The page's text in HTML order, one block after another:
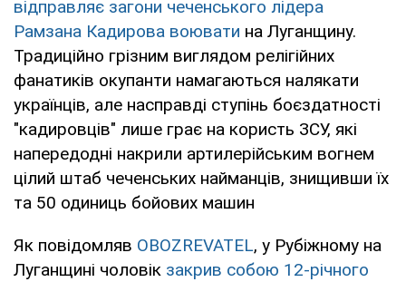
відправляє загони чеченського лідера
Рамзана Кадирова воювати на Луганщину.
Традиційно грізним виглядом релігійних
фанатиків окупанти намагаються налякати
українців, але насправді ступінь боєздатності
"кадировців" лише грає на користь ЗСУ, які
напередодні накрили артилерійським вогнем
цілий штаб чеченських найманців, знищивши їх
та 50 одиниць бойових машин
Як повідомляв OBOZREVATEL, у Рубіжному на
Луганщині чоловік закрив собою 12-річного